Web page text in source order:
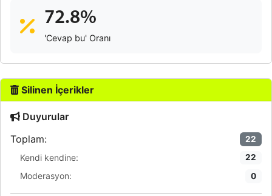
72.8%
'Cevap bu' Oranı
Silinen İçerikler
Duyurular
Toplam:
22
Kendi kendine: 22
Moderasyon: 0